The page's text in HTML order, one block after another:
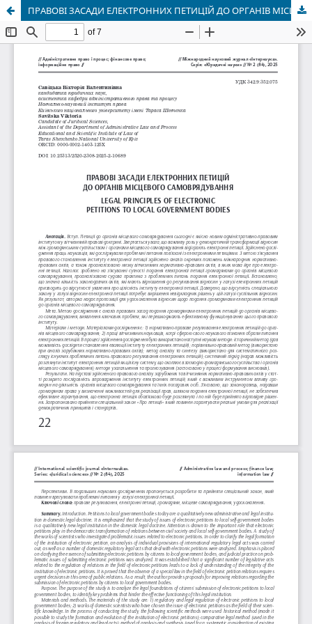
ПРАВОВІ ЗАСАДИ ЕЛЕКТРОННИХ ПЕТИЦІЙ ДО ОРГАНІВ МІСЦЕВОГО САМОВРЯДУВАННЯ